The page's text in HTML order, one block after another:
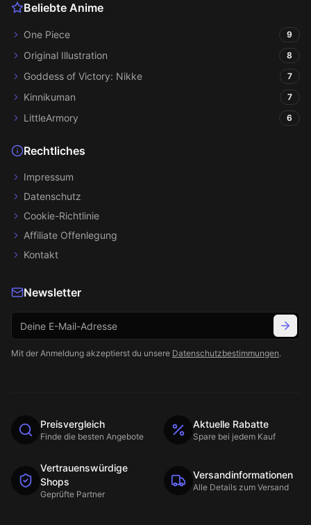
Beliebte Anime
One Piece 9
Original Illustration 8
Goddess of Victory: Nikke 7
Kinnikuman 7
LittleArmory 6
Rechtliches
Impressum
Datenschutz
Cookie-Richtlinie
Affiliate Offenlegung
Kontakt
Newsletter
Mit der Anmeldung akzeptierst du unsere Datenschutzbestimmungen.
Preisvergleich
Finde die besten Angebote
Aktuelle Rabatte
Spare bei jedem Kauf
Vertrauenswürdige
Shops
Geprüfte Partner
Versandinformationen
Alle Details zum Versand